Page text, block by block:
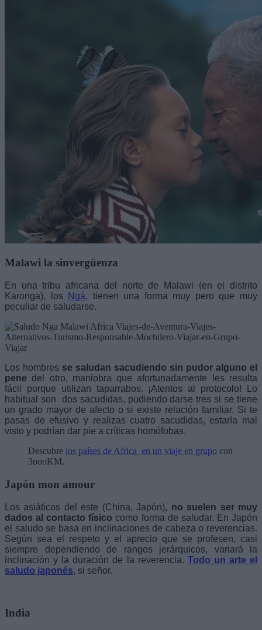
Malawi la sinvergüenza
En una tribu africana del norte de Malawi (en el distrito
Karonga), los Ngá, tienen una forma muy pero que muy
peculiar de saludarse.
Los hombres se saludan sacudiendo sin pudor alguno el
pene del otro, maniobra que afortunadamente les resulta
fácil porque utilizan taparrabos. ¡Atentos al protocolo! Lo
habitual son dos sacudidas, pudiendo darse tres si se tiene
un grado mayor de afecto o si existe relación familiar. Si te
pasas de efusivo y realizas cuatro sacudidas, estaría mal
visto y podrían dar pie a críticas homófobas.
Descubre los países de Africa en un viaje en grupo con
3oooKM.
Japón mon amour
Los asiáticos del este (China, Japón), no suelen ser muy
dados al contacto físico como forma de saludar. En Japón
el saludo se basa en inclinaciones de cabeza o reverencias.
Según sea el respeto y el aprecio que se profesen, casi
siempre dependiendo de rangos jerárquicos, variará la
inclinación y la duración de la reverencia. Todo un arte el
saludo japonés, si señor.
India